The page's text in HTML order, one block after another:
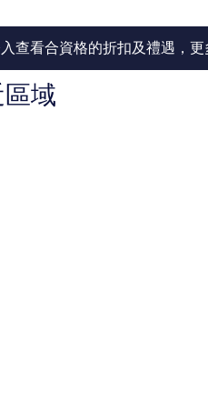
價
篇
評
價
查看合資格的折扣及禮遇，
域